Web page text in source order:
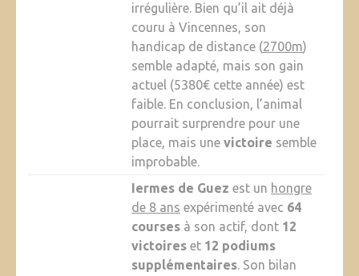
irrégulière. Bien qu’il ait déjà
couru à Vincennes, son
handicap de distance (2700m)
semble adapté, mais son gain
actuel (5380€ cette année) est
faible. En conclusion, l’animal
pourrait surprendre pour une
place, mais une victoire semble
improbable.
Iermes de Guez est un hongre
de 8 ans expérimenté avec 64
coursesà son actif, dont 12
victoireset 12 podiums
supplémentaires. Son bilan